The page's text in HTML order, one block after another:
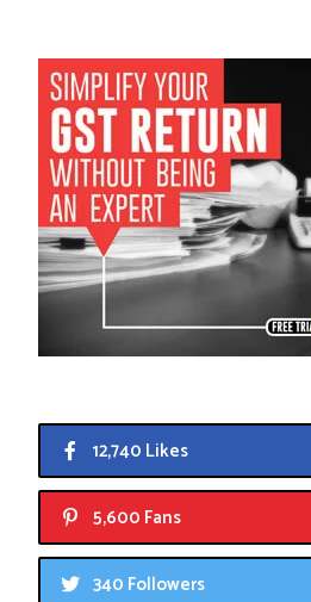
12,740 Likes
5,600 Fans
340 Followers